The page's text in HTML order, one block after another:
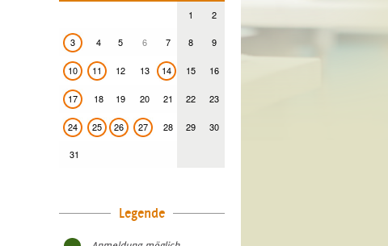
1 2
3 4 5 6 7 8 9
10 11 12 13 14 15 16
17 18 19 20 21 22 23
24 25 26 27 28 29 30
31
Legende